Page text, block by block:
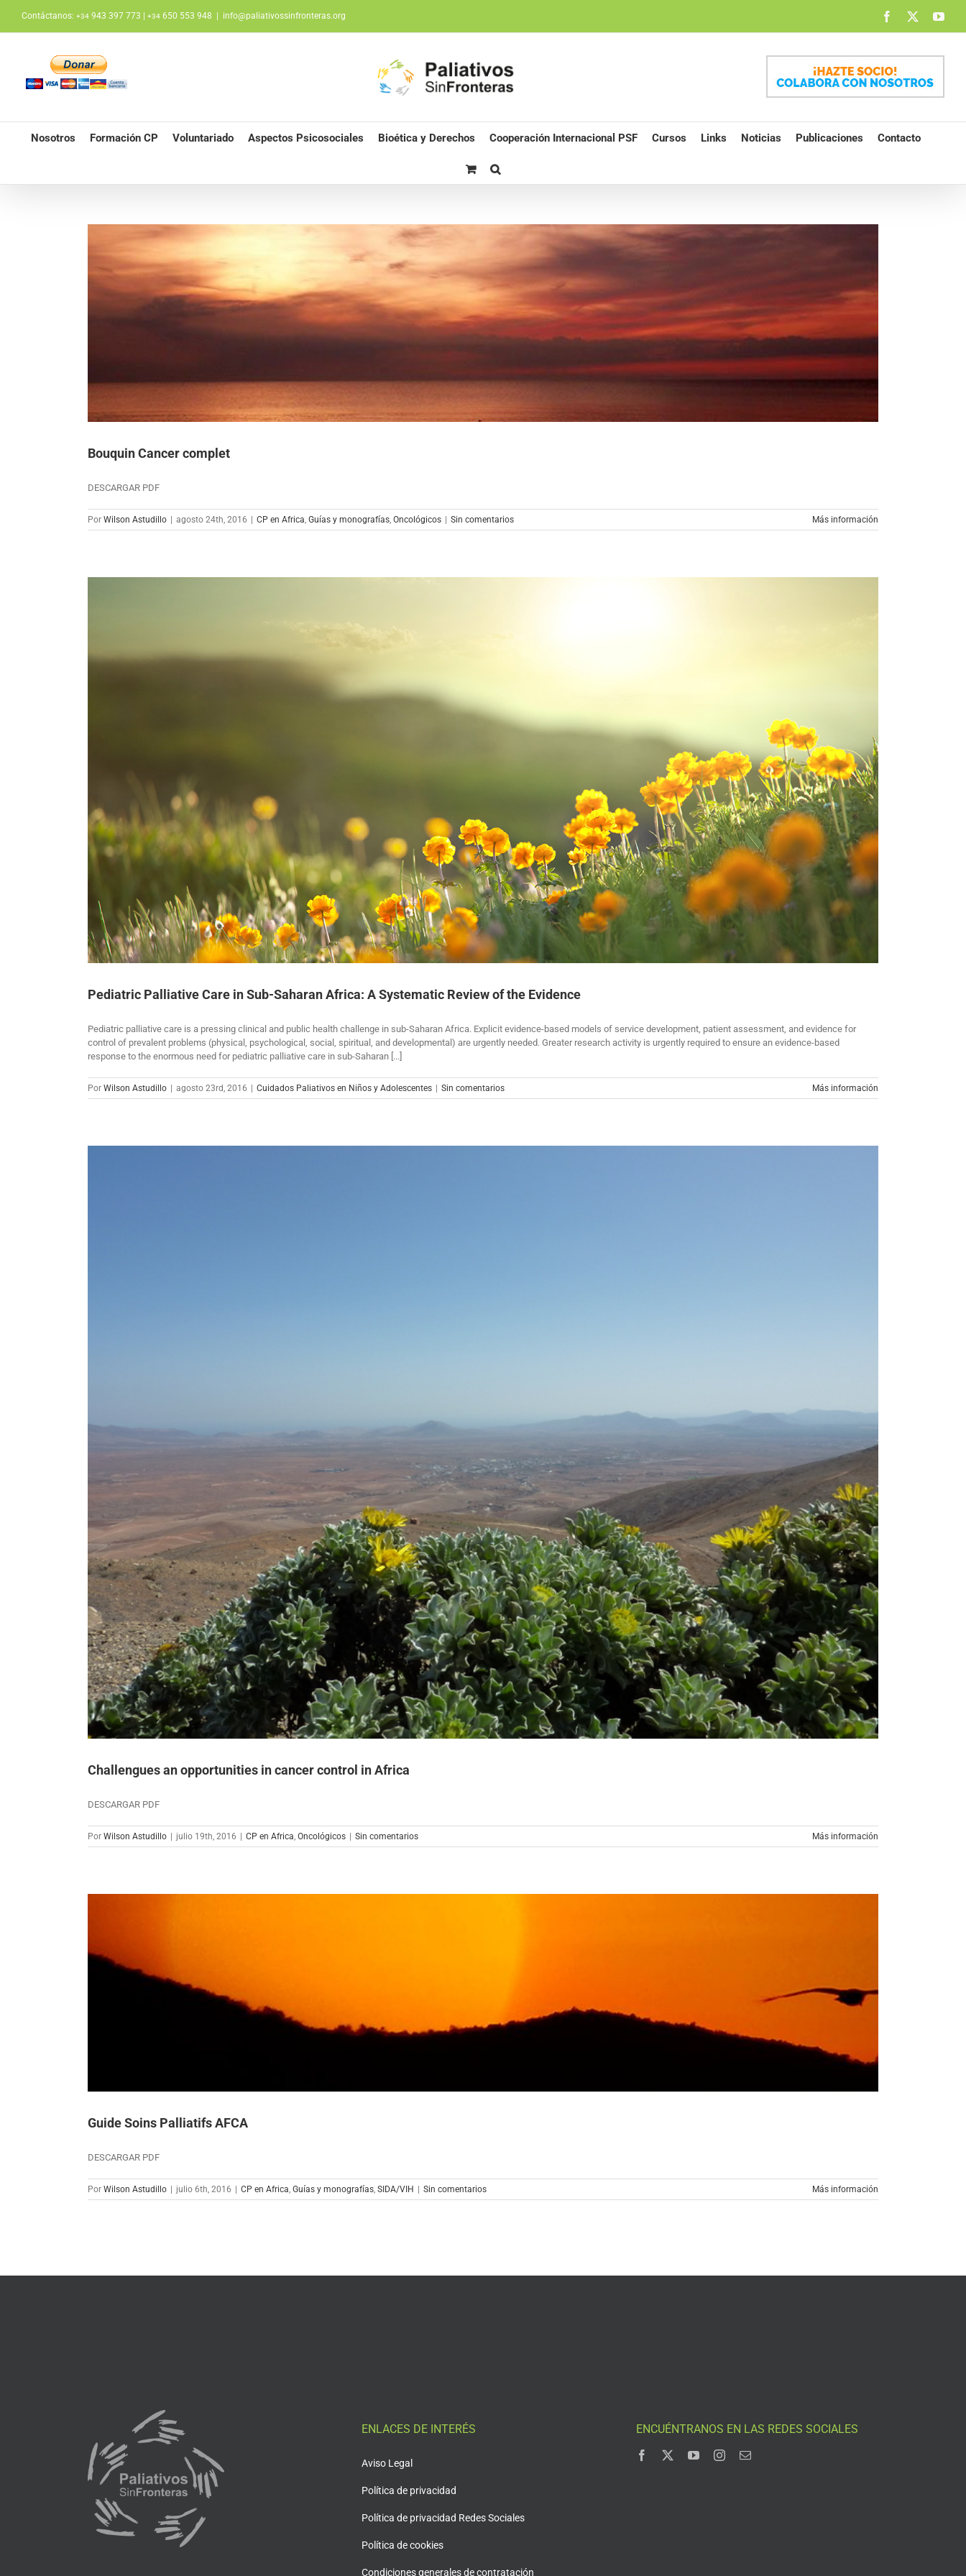
contenido
Contáctanos: +34 943 397 773 | +34 650 553 948 info@paliativossinfronteras.org Facebook
Nosotros Formación CP Voluntariado Aspectos Psicosociales Bioética y Derechos Cooperación Internacional PSF Cursos Links Noticias Publicaciones Contacto
Bouquin Cancer complet
DESCARGAR PDF
Por Wilson Astudillo | agosto 24th, 2016 | CP en Africa Guías y monografías Oncológicos | Sin comentarios Más información
Pediatric Palliative Care in Sub-Saharan Africa: A Systematic Review of the Evidence
Pediatric palliative care is a pressing clinical and public health challenge in sub-Saharan Africa. Explicit evidence-based models of service development, patient assessment, and evidence for
control of prevalent problems (physical, psychological, social, spiritual, and developmental) are urgently needed. Greater research activity is urgently required to ensure an evidence-based
response to the enormous need for pediatric palliative care in sub-Saharan [...]
Por Wilson Astudillo agosto 23rd, 2016 Cuidados Paliativos en Niños y Adolescentes Sin comentarios Más información
Challengues an opportunities in cancer control in Africa
DESCARGAR PDF
Por Wilson Astudillo julio 19th, 2016 CP en Africa, Oncológicos Sin comentarios Más información
Guide Soins Palliatifs AFCA
DESCARGAR PDF
Por Wilson Astudillo julio 6th, 2016 CP en Africa, Guías y monografías, SIDA/VIH Sin comentarios Más información
ENLACES DE INTERÉS
Aviso Legal
Política de privacidad
Política de privacidad Redes Sociales
Política de cookies
Condiciones generales de contratación
ENCUÉNTRANOS EN LAS REDES SOCIALES